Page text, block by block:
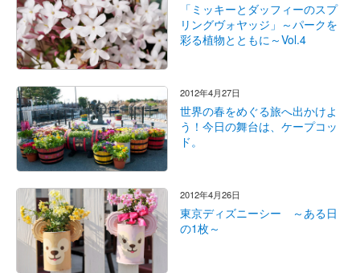
「ミッキーとダッフィーのスプ
リングヴォヤッジ」～パークを
彩る植物とともに～Vol.4
2012年4月27日
世界の春をめぐる旅へ出かけよ
う！今日の舞台は、ケープコッ
ド。
2012年4月26日
東京ディズニーシー ～ある日
の1枚～